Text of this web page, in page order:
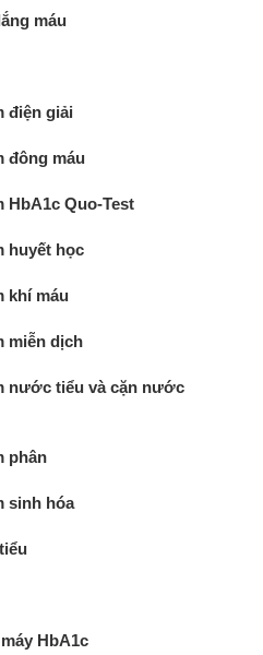
máu
điện giải
đông máu
HbA1c Quo-Test
huyết học
khí máu
miễn dịch
nước tiểu và cặn nước
phân
sinh hóa
HbA1c